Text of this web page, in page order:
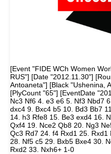
[Event "FIDE WCh Women
RUS"] [Date "2012.11.30"]
Antoaneta"] [Black "Ushenina,
[PlyCount "65"] [EventDate
Nc3 Nf6 4. e3 e6 5. Nf3 Nbd7
dxc4 9. Bxc4 b5 10. Bd3 Bb7
14. h3 Rfe8 15. Be3 exd4 16.
Qxf4 19. Nce2 Qb8 20. Ng3
Qc3 Rd7 24. f4 Rxd1 25.
28. Nf5 c5 29. Bxb5 Bxe4 30.
Rxd2 33. Nxh6+ 1-0